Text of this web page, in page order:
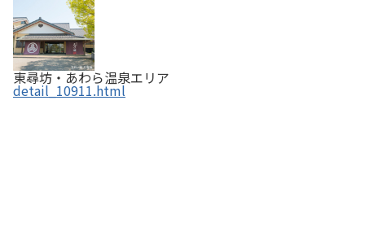
東尋坊・あわら温泉エリア
detail_10911.html